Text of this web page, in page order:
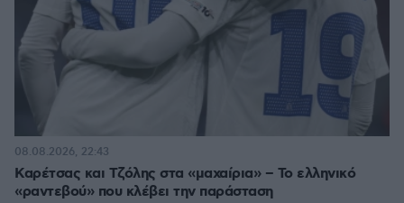
Καρέτσας και Τζόλης στα «μαχαίρια» – Το ελληνικό
«ραντεβού» που κλέβει την παράσταση
08.08.2026, 22:43